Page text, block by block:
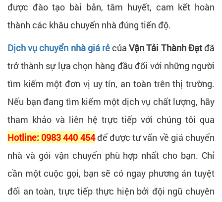
được đào tạo bài bản, tâm huyết, cam kết hoàn
thành các khâu chuyển nhà đúng tiến độ.
Dịch vụ chuyển nhà giá rẻcủaVận Tải Thành Đạtđã
trở thành sự lựa chọn hàng đầu đối với những người
tìm kiếm một đơn vị uy tín, an toàn trên thị trường.
Nếu bạn đang tìm kiếm một dịch vụ chất lượng, hãy
tham khảo và liên hệ trực tiếp với chúng tôi qua
Hotline: 0983 440 454để được tư vấn về giá chuyển
nhà và gói vận chuyển phù hợp nhất cho bạn. Chỉ
cần một cuộc gọi, bạn sẽ có ngay phương án tuyệt
đối an toàn, trực tiếp thực hiện bởi đội ngũ chuyên